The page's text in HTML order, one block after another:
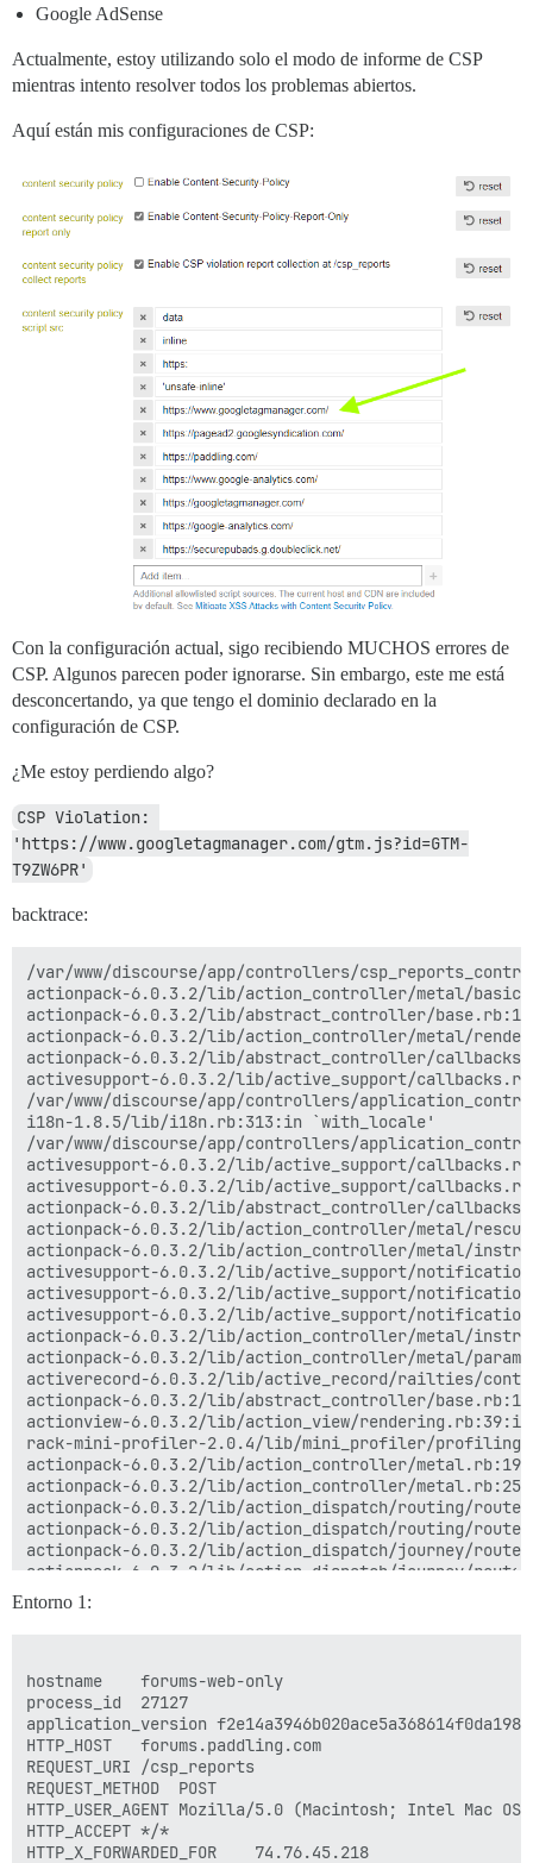
Google AdSense
Actualmente, estoy utilizando solo el modo de informe de CSP
mientras intento resolver todos los problemas abiertos.
Aquí están mis configuraciones de CSP:
Con la configuración actual, sigo recibiendo MUCHOS errores de
CSP. Algunos parecen poder ignorarse. Sin embargo, este me está
desconcertando, ya que tengo el dominio declarado en la
configuración de CSP.
¿Me estoy perdiendo algo?
CSP Violation:
'https://www.googletagmanager.com/gtm.js?id=GTM-
T9ZW6PR'
backtrace:
/var/www/discourse/app/controllers/
actionpack-6.0.3.2/lib/action_controller/metal/
actionpack-6.0.3.2/lib/abstract_controller/
actionpack-6.0.3.2/lib/action_controller/metal/
actionpack-6.0.3.2/lib/abstract_controller/
activesupport-6.0.3.2/lib/active_support/
/var/www/discourse/app/controllers/
i18n-1.8.5/lib/i18n.rb:313:in `with_locale'
/var/www/discourse/app/controllers/
activesupport-6.0.3.2/lib/active_support/
activesupport-6.0.3.2/lib/active_support/
actionpack-6.0.3.2/lib/abstract_controller/
actionpack-6.0.3.2/lib/action_controller/metal/
actionpack-6.0.3.2/lib/action_controller/metal/
activesupport-6.0.3.2/lib/active_support/
activesupport-6.0.3.2/lib/active_support/
activesupport-6.0.3.2/lib/active_support/
actionpack-6.0.3.2/lib/action_controller/metal/
actionpack-6.0.3.2/lib/action_controller/metal/
activerecord-6.0.3.2/lib/active_record/railties/
actionpack-6.0.3.2/lib/abstract_controller/
actionview-6.0.3.2/lib/action_view/
rack-mini-profiler-2.0.4/lib/mini_profiler/
actionpack-6.0.3.2/lib/action_controller/
actionpack-6.0.3.2/lib/action_controller/
actionpack-6.0.3.2/lib/action_dispatch/routing/
actionpack-6.0.3.2/lib/action_dispatch/routing/
actionpack-6.0.3.2/lib/action_dispatch/journey/
actionpack-6.0.3.2/lib/action_dispatch/journey/
actionpack-6.0.3.2/lib/action_dispatch/journey/
actionpack-6.0.3.2/lib/action_dispatch/routing/
rack-2.2.3/lib/rack/conditional_get.rb:40:in `call'
rack-2.2.3/lib/rack/head.rb:12:in `call'
/var/www/discourse/lib/content_security_policy/
/var/www/discourse/lib/middleware/
rack-2.2.3/lib/rack/session/abstract/id.rb:266:in
rack-2.2.3/lib/rack/session/abstract/id.rb:260:in
actionpack-6.0.3.2/lib/action_dispatch/middleware/
actionpack-6.0.3.2/lib/action_dispatch/middleware/
activesupport-6.0.3.2/lib/active_support/
Entorno 1:
hostname	forums-web-only
process_id	27127
application_version	f2e14a3946b020ace5a368614f0da198cd17aa32
HTTP_HOST	forums.paddling.com
REQUEST_URI	/csp_reports
REQUEST_METHOD	POST
HTTP_USER_AGENT	Mozilla/5.0 (Macintosh; Intel Mac OS X 10.15; rv:80.0) Gecko/20100101 Firefox/80.0
HTTP_ACCEPT	*/*
HTTP_X_FORWARDED_FOR	74.76.45.218